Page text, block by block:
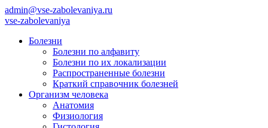
admin@vse-zabolevaniya.ru
vse-zabolevaniya
Болезни
Болезни по алфавиту
Болезни по их локализации
Распространенные болезни
Краткий справочник болезней
Организм человека
Анатомия
Физиология